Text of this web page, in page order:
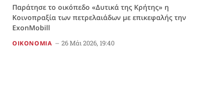
Παράτησε το οικόπεδο «Δυτικά της Κρήτης» η
Κοινοπραξία των πετρελαιάδων με επικεφαλής την
ExonMobill
ΟΙΚΟΝΟΜΙΑ 26 Μάι 2026, 19:40